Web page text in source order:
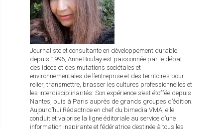
Journaliste et consultante en développement durable
depuis 1996, Anne Boulay est passionnée par le débat
des idées et des mutations sociétales et
environnementales de l’entreprise et des territoires pour
relier, transmettre, brasser les cultures professionnelles et
les interdisciplinarités. Son expérience s’est étoffée depuis
Nantes, puis à Paris auprès de grands groupes d’édition.
Aujourd’hui Rédactrice en chef du bimedia VMA, elle
conduit et valorise la ligne éditoriale au service d’une
information inspirante et fédératrice destinée à tous les